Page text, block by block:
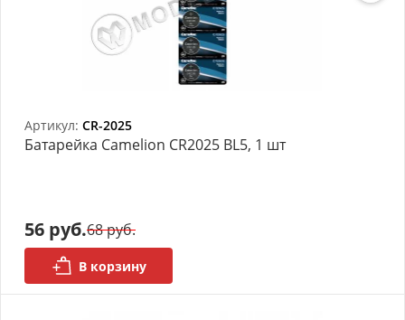
Артикул: CR-2025
Батарейка Camelion CR2025 BL5, 1 шт
56 руб.68 руб.
В корзину